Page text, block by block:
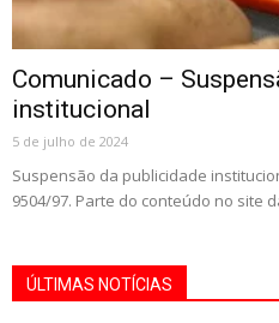
Comunicado –
institucional
5 de julho de 2024
Suspensão da publicidade
9504/97. Parte do conteúdo no site
ÚLTIMAS NOTÍCIAS